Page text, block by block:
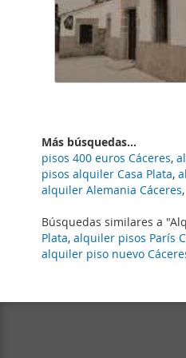
Búsquedas similares a
Plata, alquiler pisos París
alquiler piso nuevo
Más búsquedas...
pisos 400 euros Cáceres,
pisos alquiler Casa Plata,
alquiler Alemania Cáceres,